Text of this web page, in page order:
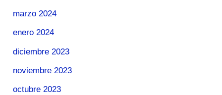
marzo 2024
enero 2024
diciembre 2023
noviembre 2023
octubre 2023